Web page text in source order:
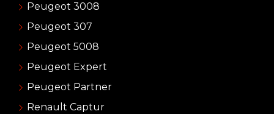
Peugeot 3008
Peugeot 307
Peugeot 5008
Peugeot Expert
Peugeot Partner
Renault Captur